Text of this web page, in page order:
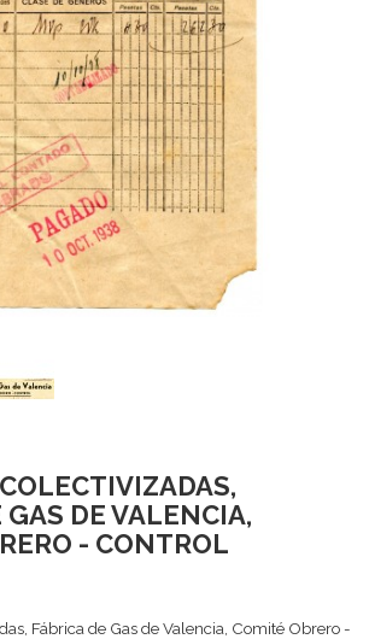
GAS DE VALENCIA,
- CONTROL
Fábrica de Gas de Valencia, Comité Obrero -